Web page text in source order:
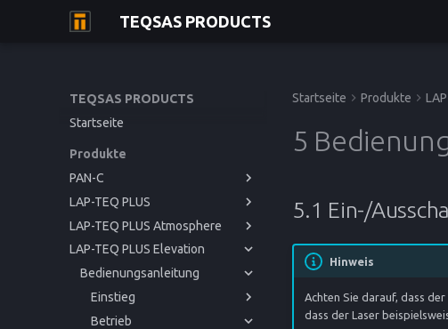
TEQSAS PRODUCTS
TEQSAS PRODUCTS
Startseite
Produkte
PAN-C
Bedienungsanleitung
Einstieg
Bevor Sie beginnen
Zu Ihrer Sicherheit
Produktbeschreibung
Betrieb
Inbetriebnahme
Bedienung
Reinigung und Pflege
Service
Störungen und Hilfe
Referenz
CE-Konformitätserklärung
LAP-TEQ PLUS
Bedienungsanleitung
Einstieg
Bevor Sie beginnen
Zu Ihrer Sicherheit
Produktbeschreibung
Betrieb
Inbetriebnahme
Bedienung
Service
Störungen und Hilfe
Referenz
LAP-TEQ PLUS Atmosphere
Bedienungsanleitung
Einstieg
Bevor Sie beginnen
Zu Ihrer Sicherheit
Betrieb
Inbetriebnahme
Service
LAP-TEQ PLUS Elevation
Bedienungsanleitung
Einstieg
Bevor Sie beginnen
Betrieb
Startseite Produkte
5
5.1 Ein-/
Hinweis
Achten Sie darauf, dass
dass der Laser